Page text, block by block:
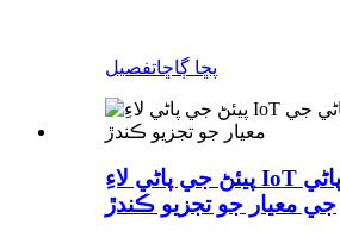
پڇا ڳاڇاتفصيل
پيئڻ جي پاڻي لاءِ IoT ملٽي پيرا ميٽر پاڻي
جي معيار جو تجزيو ڪندڙ